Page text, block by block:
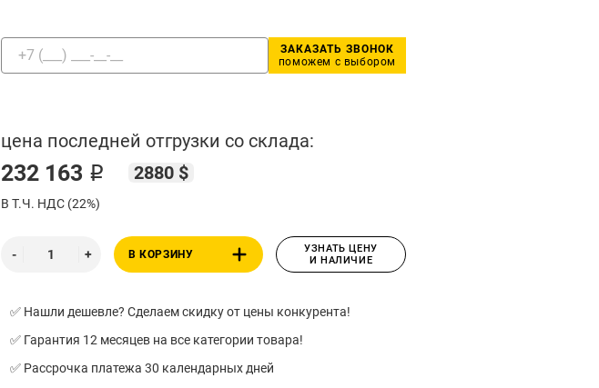
ЗАКАЗАТЬ ЗВОНОК
поможем с выбором
цена последней отгрузки со склада:
232 163 ₽ 2880 $
В Т.Ч. НДС (22%)
В КОРЗИНУ
УЗНАТЬ ЦЕНУ
И НАЛИЧИЕ
✅ Нашли дешевле? Сделаем скидку от цены конкурента!
✅ Гарантия 12 месяцев на все категории товара!
✅ Рассрочка платежа 30 календарных дней